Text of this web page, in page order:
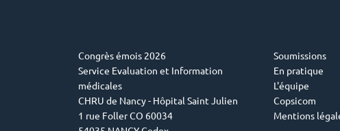
Congrès émois 2026
Service Evaluation et Information
médicales
CHRU de Nancy - Hôpital Saint Julien
1 rue Foller CO 60034
Soumissions
En pratique
L'équipe
Copsicom
Mentions